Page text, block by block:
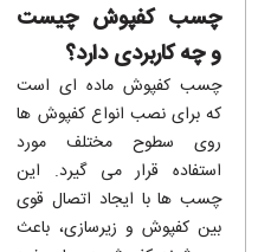
چسب کفپوش چیست
و چه کاربردی دارد؟
چسب کفپوش ماده ‌ای است
که برای نصب انواع کفپوش‌ ها
روی سطوح مختلف مورد
استفاده قرار می ‌گیرد. این
چسب‌ ها با ایجاد اتصال قوی
بین کفپوش و زیرسازی، باعث